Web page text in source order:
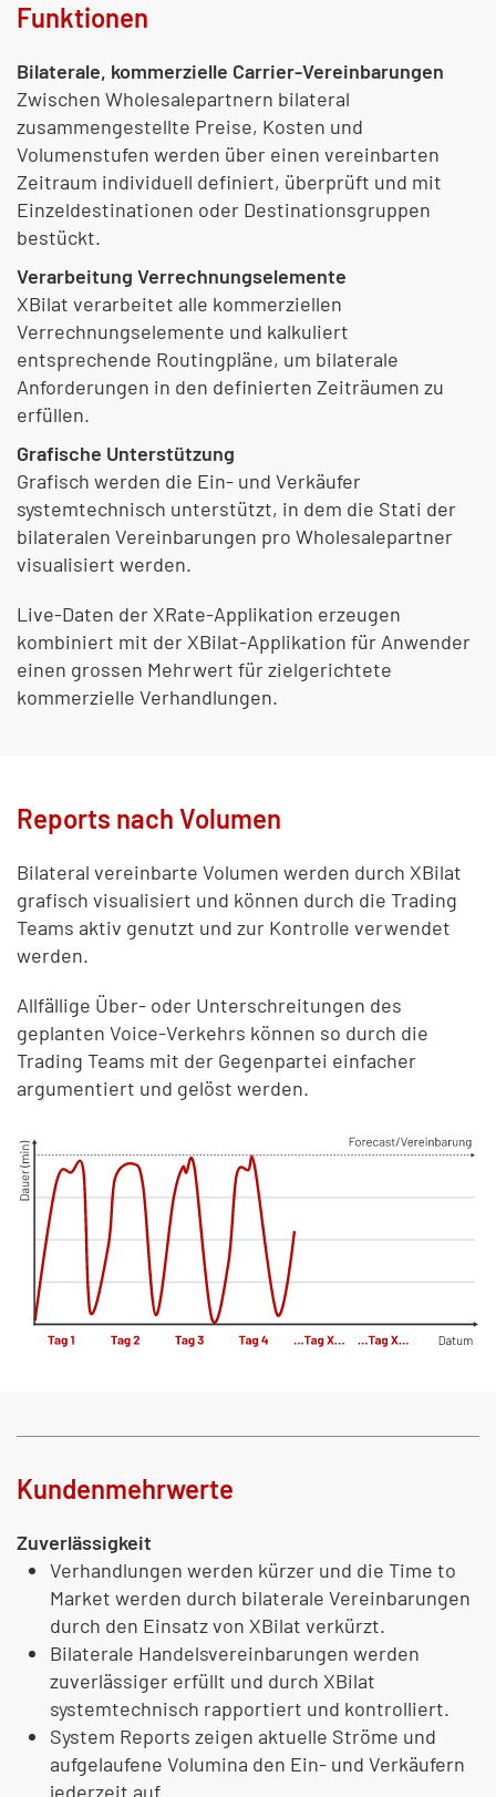
Funktionen
Bilaterale, kommerzielle Carrier-Vereinbarungen
Zwischen Wholesalepartnern bilateral
zusammengestellte Preise, Kosten und
Volumenstufen werden über einen vereinbarten
Zeitraum individuell definiert, überprüft und mit
Einzeldestinationen oder Destinationsgruppen
bestückt.
Verarbeitung Verrechnungselemente
XBilat verarbeitet alle kommerziellen
Verrechnungselemente und kalkuliert
entsprechende Routingpläne, um bilaterale
Anforderungen in den definierten Zeiträumen zu
erfüllen.
Grafische Unterstützung
Grafisch werden die Ein- und Verkäufer
systemtechnisch unterstützt, in dem die Stati der
bilateralen Vereinbarungen pro Wholesalepartner
visualisiert werden.
Live-Daten der XRate-Applikation erzeugen
kombiniert mit der XBilat-Applikation für Anwender
einen grossen Mehrwert für zielgerichtete
kommerzielle Verhandlungen.
Reports nach Volumen
Bilateral vereinbarte Volumen werden durch XBilat
grafisch visualisiert und können durch die Trading
Teams aktiv genutzt und zur Kontrolle verwendet
werden.
Allfällige Über- oder Unterschreitungen des
geplanten Voice-Verkehrs können so durch die
Trading Teams mit der Gegenpartei einfacher
argumentiert und gelöst werden.
Kundenmehrwerte
Zuverlässigkeit
Verhandlungen werden kürzer und die Time to
Market werden durch bilaterale Vereinbarungen
durch den Einsatz von XBilat verkürzt.
Bilaterale Handelsvereinbarungen werden
zuverlässiger erfüllt und durch XBilat
systemtechnisch rapportiert und kontrolliert.
System Reports zeigen aktuelle Ströme und
aufgelaufene Volumina den Ein- und Verkäufern
jederzeit auf.